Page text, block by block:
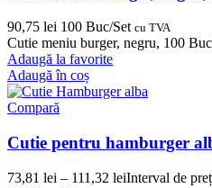
90,75 lei 100 Buc/Set cu TVA
Cutie meniu burger, negru, 100
Adaugă la favorite
Adaugă în coș
Compară
Cutie pentru hamburger
73,81 lei – 111,32 leiInterval de